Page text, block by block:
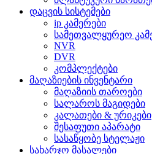
დაცვის სისტემები
ip კამერები
სამეთვალყურეო
NVR
DVR
კომპლექტები
მაღაზიების ინვენტარი
მაღაზიის თაროები
სალაროს მაგიდები
კალათები & ურიკები
შესაფუთი აპარატი
სასაწყობე სტელაჟი
სახარჯო მასალები